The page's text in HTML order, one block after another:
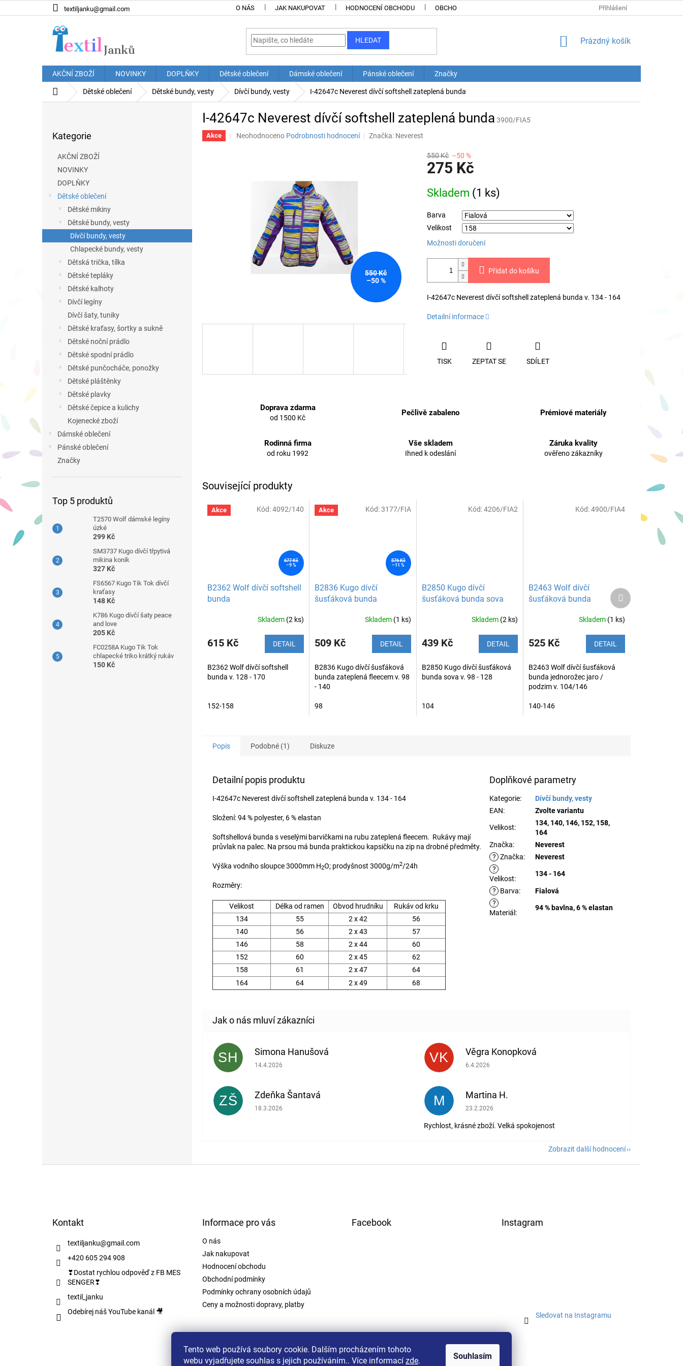
Tento web používá soubory cookie. Dalším procházením tohoto
webu vyjadřujete souhlas s jejich používáním.. Více informací zde. Souhlasím
na
textiljanku@gmail.com O NÁS JAK NAKUPOVAT HODNOCENÍ OBCHODU OBCHODNÍ PODMÍNKY PODMÍNKY OCHRANY OSOBNÍCH ÚDAJŮ
Přihlášení
HLEDAT
NÁKUPNÍ
Prázdný košík
AKČNÍ ZBOŽÍ NOVINKY DOPLŇKY Dětské oblečení Dámské oblečení Pánské oblečení Značky
Domů Dětské oblečení Dětské bundy, vesty Dívčí bundy, vesty I-42647c Neverest dívčí softshell zateplená bunda
n
e
kategorie
Kategorie
AKČNÍ ZBOŽÍ
NOVINKY
DOPLŇKY
Dětské oblečení
Dětské mikiny
Dětské bundy, vesty
Dívčí bundy, vesty
Chlapecké bundy, vesty
Dětská trička, tílka
Dětské tepláky
Dětské kalhoty
Dívčí legíny
Dívčí šaty, tuniky
Dětské kraťasy, šortky a sukně
Dětské noční prádlo
Dětské spodní prádlo
Dětské punčocháče, ponožky
Dětské pláštěnky
Dětské plavky
Dětské čepice a kulichy
Kojenecké zboží
Dámské oblečení
Pánské oblečení
Značky
Top 5 produktů
T2570 Wolf dámské legíny
úzké
299 Kč
SM3737 Kugo dívčí třpytivá
mikina koník
327 Kč
FS6567 Kugo Tik Tok dívčí
kraťasy
148 Kč
K786 Kugo dívčí šaty peace
and love
205 Kč
FC0258A Kugo Tik Tok
chlapecké triko krátký rukáv
150 Kč
I-42647c Neverest dívčí softshell zateplená bunda 3900/FIA5
Akce
Průměrné
Neohodnoceno Podrobnosti hodnocení Značka: Neverest
550 Kč
–50 %
550 Kč –50 %
275 Kč
cena:
Skladem (1 ks)
Barva
Velikost
Možnosti doručení
Přidat do košíku
I-42647c Neverest dívčí softshell zateplená bunda v. 134 - 164
Detailní informace
TISK ZEPTAT SE SDÍLET
Doprava zdarma
od 1500 Kč
Pečlivě zabaleno Prémiové materiály
Rodinná firma
od roku 1992
Vše skladem
Ihned k odeslání
Záruka kvality
ověřeno zákazníky
Související produkty
Akce
677 Kč
–9 %
B2362 Wolf dívčí softshell
bunda
Skladem (2 ks)
615 Kč DETAIL
B2362 Wolf dívčí softshell
bunda v. 128 - 170
152-158
Kód:4092/140 Akce
576 Kč
–11 %
B2836 Kugo dívčí
šusťáková bunda
Skladem (1 ks)
509 Kč DETAIL
B2836 Kugo dívčí šusťáková
bunda zateplená fleecem v. 98
- 140
98
Kód:3177/FIA
B2850 Kugo dívčí
šusťáková bunda sova
Skladem (2 ks)
439 Kč DETAIL
B2850 Kugo dívčí šusťáková
bunda sova v. 98 - 128
104
Kód:4206/FIA2
B2463 Wolf dívčí
šusťáková bunda
Skladem (1 ks)
525 Kč DETAIL
B2463 Wolf dívčí šusťáková
bunda jednorožec jaro /
podzim v. 104/146
140-146
Kód:4900/FIA4
Další
produkt
Popis Podobné (1) Diskuze
Detailní popis produktu
I-42647c Neverest dívčí softshell zateplená bunda v. 134 - 164
Složení: 94 % polyester, 6 % elastan
Softshellová bunda s veselými barvičkami na rubu zateplená fleecem. Rukávy mají
průvlak na palec. Na prsou má bunda praktickou kapsičku na zip na drobné předměty.
Výška vodního sloupce 3000mm H2O; prodyšnost 3000g/m2/24h
Rozměry:
Velikost Délka od ramen Obvod hrudníku
Rukáv od krku
134
55 2 x 42
56
140
56 2 x 43
57
146
58 2 x 44
60
152
60 2 x 45
62
158
61 2 x 47
64
164
64 2 x 49 68
Doplňkové parametry
Kategorie:
Dívčí bundy, vesty
EAN: Zvolte variantu
Velikost:
134, 140, 146, 152, 158,
164
Značka:
Neverest
? Značka:
Neverest
?
Velikost:
134 - 164
? Barva:
Fialová
?
Materiál :
94 % bavlna, 6 % elastan
SH Simona Hanušová
Hodnocení obchodu je 5 z 5 hvězdiček.
14.4.2026 VK Věgra Konopková
Hodnocení obchodu je 5 z 5 hvězdiček.
6.4.2026
ZŠ Zdeňka Šantavá
Hodnocení obchodu je 5 z 5 hvězdiček.
18.3.2026 M Martina H.
Hodnocení obchodu je 5 z 5 hvězdiček.
23.2.2026
Rychlost, krásné zboží. Velká spokojenost
Zobrazit další hodnocení
Kontakt
textiljanku@gmail.com
+420 605 294 908
❣Dostat rychlou odpověď z FB MES
SENGER❣
textil_janku
Odebírej náš YouTube kanál 🎥
Informace pro vás
O nás
Jak nakupovat
Hodnocení obchodu
Obchodní podmínky
Podmínky ochrany osobních údajů
Ceny a možnosti dopravy, platby
Facebook Instagram
Sledovat na Instagramu